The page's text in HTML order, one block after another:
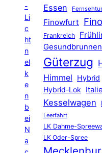
-
Li
c
ht
n
el
k
e
n
b
ei
N
a
Essen
Finowfurt
Frankreich
Gesundbrunnen
Güterzug
Himmel
Hybrid
Hybrid-Lok
Kesselwagen
Leerfahrt
LK Dahme-
LK Oder-Spree